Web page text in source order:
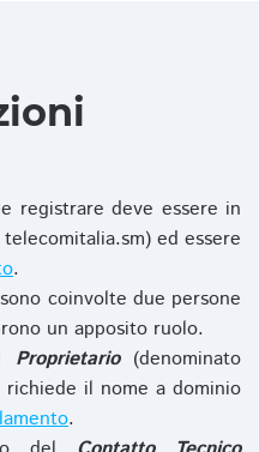
registrare deve essere in
ed essere
.
coinvolte due persone
un apposito ruolo.
Proprietario(denominato
il nome a dominio
.